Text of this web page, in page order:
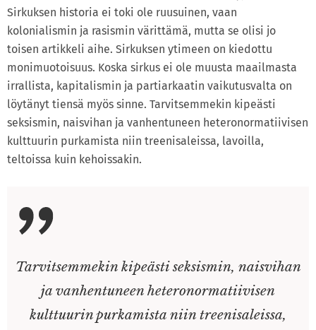
Sirkuksen historia ei toki ole ruusuinen, vaan
kolonialismin ja rasismin värittämä, mutta se olisi jo
toisen artikkeli aihe. Sirkuksen ytimeen on kiedottu
monimuotoisuus. Koska sirkus ei ole muusta maailmasta
irrallista, kapitalismin ja partiarkaatin vaikutusvalta on
löytänyt tiensä myös sinne. Tarvitsemmekin kipeästi
seksismin, naisvihan ja vanhentuneen heteronormatiivisen
kulttuurin purkamista niin treenisaleissa, lavoilla,
teltoissa kuin kehoissakin.
Tarvitsemmekin kipeästi seksismin, naisvihan
ja vanhentuneen heteronormatiivisen
kulttuurin purkamista niin treenisaleissa,